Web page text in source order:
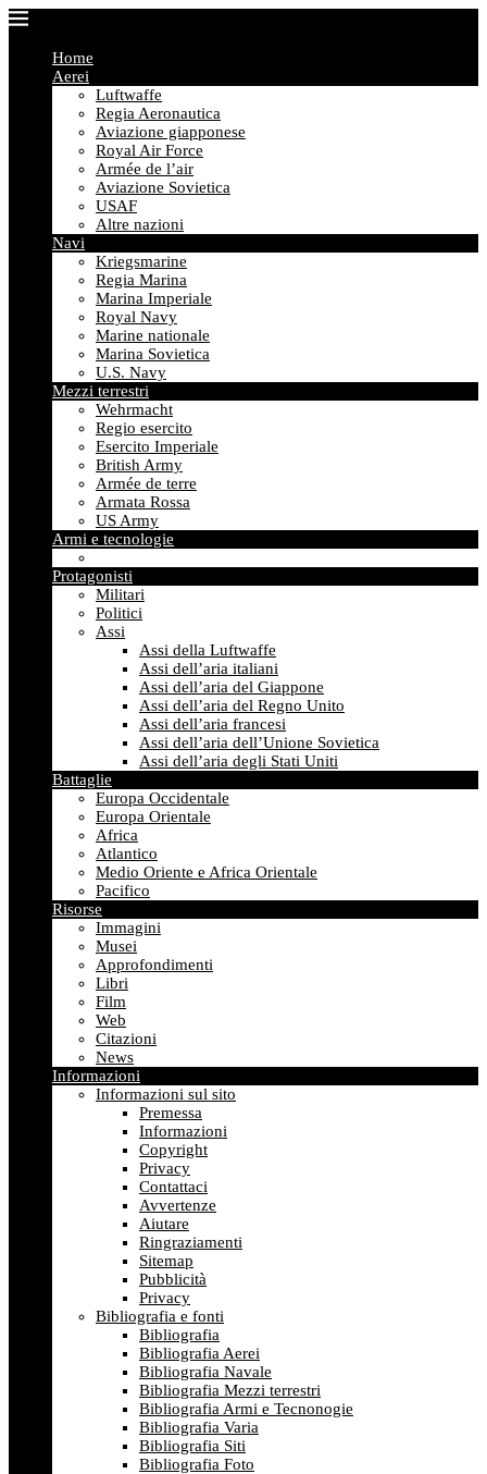
Home
Aerei
Luftwaffe
Regia Aeronautica
Aviazione giapponese
Royal Air Force
Armée de l’air
Aviazione Sovietica
USAF
Altre nazioni
Navi
Kriegsmarine
Regia Marina
Marina Imperiale
Royal Navy
Marine nationale
Marina Sovietica
U.S. Navy
Mezzi terrestri
Wehrmacht
Regio esercito
Esercito Imperiale
British Army
Armée de terre
Armata Rossa
US Army
Armi e tecnologie
Protagonisti
Militari
Politici
Assi
Assi della Luftwaffe
Assi dell’aria italiani
Assi dell’aria del Giappone
Assi dell’aria del Regno Unito
Assi dell’aria francesi
Assi dell’aria dell’Unione Sovietica
Assi dell’aria degli Stati Uniti
Battaglie
Europa Occidentale
Europa Orientale
Africa
Atlantico
Medio Oriente e Africa Orientale
Pacifico
Risorse
Immagini
Musei
Approfondimenti
Libri
Film
Web
Citazioni
News
Informazioni
Informazioni sul sito
Premessa
Informazioni
Copyright
Privacy
Contattaci
Avvertenze
Aiutare
Ringraziamenti
Sitemap
Pubblicità
Privacy
Bibliografia e fonti
Bibliografia
Bibliografia Aerei
Bibliografia Navale
Bibliografia Mezzi terrestri
Bibliografia Armi e Tecnonogie
Bibliografia Varia
Bibliografia Siti
Bibliografia Foto